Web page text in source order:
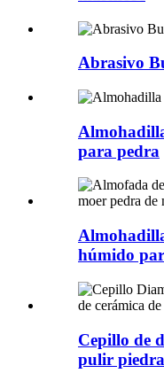
Abrasivo
para pedra
húmido
Cepillo de
pulir